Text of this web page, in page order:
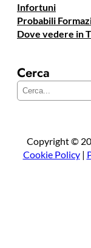
Infortuni
Probabili
Dove vedere in
Cerca
Copyright ©
Cookie Policy|